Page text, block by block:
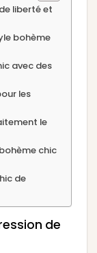
liberté et
bohème
avec des
les
le
chic
de
de